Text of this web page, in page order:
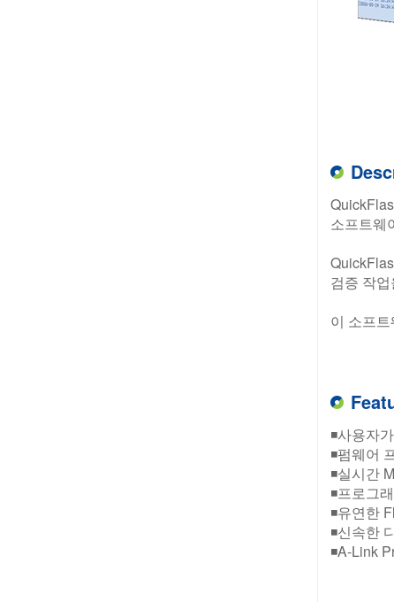
소프트웨
검증 작
이 소프
◾사용자
◾펌웨어
◾실시간
◾프로그
◾유연한
◾신속한
◾A-Link